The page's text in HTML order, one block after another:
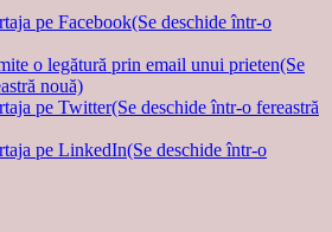
pe Facebook(Se deschide într-o
o legătură prin email unui prieten(Se
nouă)
pe Twitter(Se deschide într-o fereastră
pe LinkedIn(Se deschide într-o